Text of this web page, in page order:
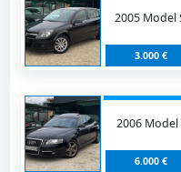
2005 Model
3.000 €
2006
6.000 €